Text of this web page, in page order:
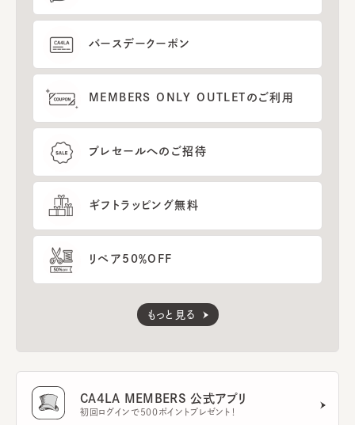
バースデークーポン
MEMBERS ONLY OUTLETのご利用
プレセールへのご招待
ギフトラッピング無料
リペア50％OFF
もっと見る
CA4LA MEMBERS 公式アプリ
初回ログインで500ポイントプレゼント！